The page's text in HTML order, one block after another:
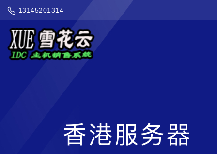
13145201314